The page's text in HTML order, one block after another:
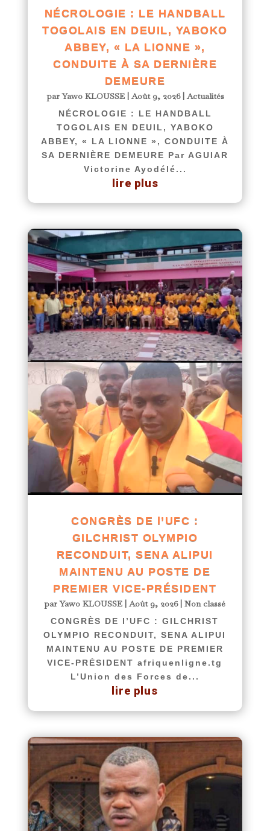
NÉCROLOGIE : LE HANDBALL
TOGOLAIS EN DEUIL, YABOKO
ABBEY, « LA LIONNE »,
CONDUITE À SA DERNIÈRE
DEMEURE
parYawo KLOUSSE|Août 9, 2026|Actualités
NÉCROLOGIE : LE HANDBALL
TOGOLAIS EN DEUIL, YABOKO
ABBEY, « LA LIONNE », CONDUITE À
SA DERNIÈRE DEMEURE Par AGUIAR
Victorine Ayodélé...
lire plus
CONGRÈS DE l’UFC :
GILCHRIST OLYMPIO
RECONDUIT, SENA ALIPUI
MAINTENU AU POSTE DE
PREMIER VICE-PRÉSIDENT
parYawo KLOUSSE |Août 9, 2026|Non classé
CONGRÈS DE l’UFC : GILCHRIST
OLYMPIO RECONDUIT, SENA ALIPUI
MAINTENU AU POSTE DE PREMIER
VICE-PRÉSIDENT afriquenligne.tg
L’Union des Forces de...
lire plus